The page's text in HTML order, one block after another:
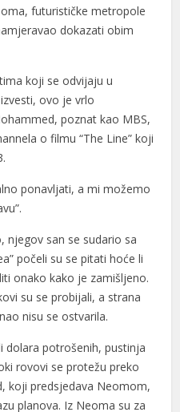
futurističke metropole
dokazati obim
koji se odvijaju u
ovo je vrlo
poznat kao MBS,
o filmu “The Line” koji
ponavljati, a mi možemo
njegov san se sudario sa
počeli su se pitati hoće li
onako kako je zamišljeno.
su se probijali, a strana
nisu se ostvarila.
dolara potrošenih, pustinja
rovovi se protežu preko
koji predsjedava Neomom,
planova. Iz Neoma su za